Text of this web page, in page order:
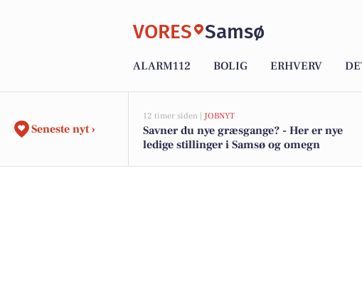
VORES Samsø
ALARM112 BOLIG ERHVERV
Seneste nyt ›
12 timer siden | JOBNYT
Savner du nye græsgange? - Her er nye
ledige stillinger i Samsø og omegn